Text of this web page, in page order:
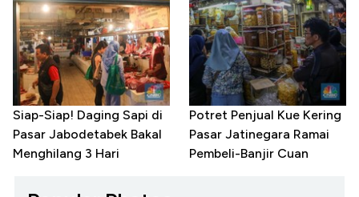
Siap-Siap! Daging Sapi di
Pasar Jabodetabek Bakal
Menghilang 3 Hari
Potret Penjual Kue Kering
Pasar Jatinegara Ramai
Pembeli-Banjir Cuan